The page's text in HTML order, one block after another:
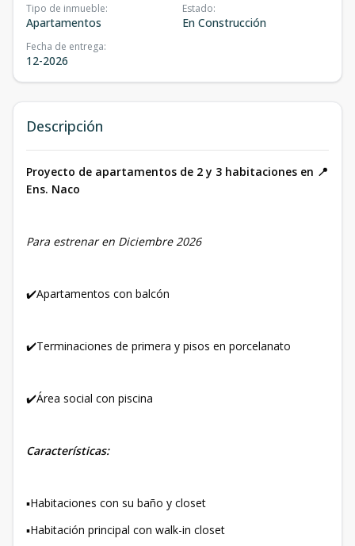
Tipo de inmueble:
Apartamentos
Estado:
En Construcción
Fecha de entrega:
12-2026
Descripción
Proyecto de apartamentos de 2 y 3 habitaciones en 📍
Ens. Naco
Para estrenar en Diciembre 2026
✔️Apartamentos con balcón
✔️Terminaciones de primera y pisos en porcelanato
✔️Área social con piscina
Características:
▪️Habitaciones con su baño y closet
▪️Habitación principal con walk-in closet